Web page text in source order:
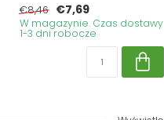
€8,46 €7,69
W magazynie. Czas dostawy
1-3 dni robocze